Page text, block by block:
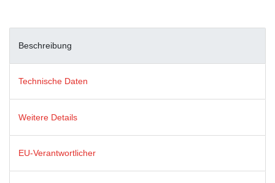
Beschreibung
Technische Daten
Weitere Details
EU-Verantwortlicher